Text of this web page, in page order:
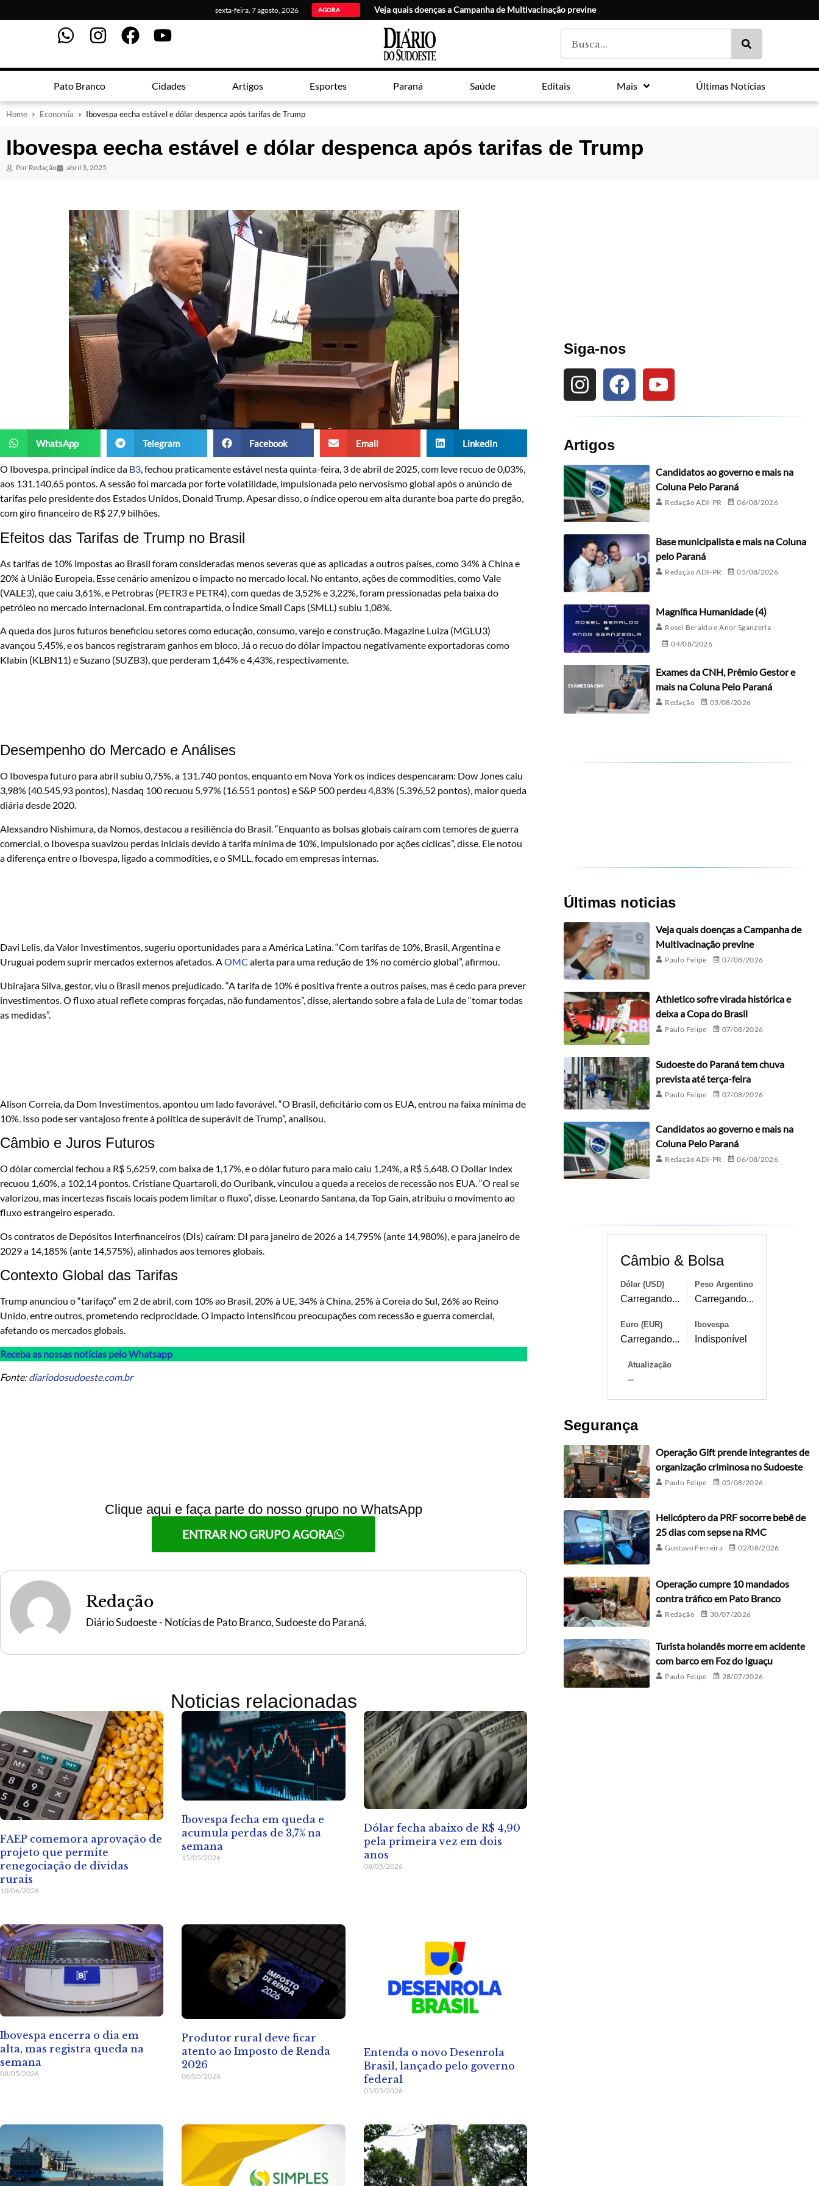
sexta-feira, 7 agosto, 2026 AGORA Veja quais doenças a Campanha de Multivacinação previne
Pato Branco Cidades Artigos Esportes Paraná Saúde Editais Mais Últimas Notícias
Home Economia Ibovespa eecha estável e dólar despenca após tarifas de Trump
Ibovespa eecha estável e dólar despenca após tarifas de Trump
Por Redação abril 3, 2025
WhatsApp Telegram Facebook Email LinkedIn
O Ibovespa, principal índice da B3, fechou praticamente estável nesta quinta-feira, 3 de abril de 2025, com leve recuo de 0,03%,
aos 131.140,65 pontos. A sessão foi marcada por forte volatilidade, impulsionada pelo nervosismo global após o anúncio de
tarifas pelo presidente dos Estados Unidos, Donald Trump. Apesar disso, o índice operou em alta durante boa parte do pregão,
com giro financeiro de R$ 27,9 bilhões.
Efeitos das Tarifas de Trump no Brasil
As tarifas de 10% impostas ao Brasil foram consideradas menos severas que as aplicadas a outros países, como 34% à China e
20% à União Europeia. Esse cenário amenizou o impacto no mercado local. No entanto, ações de commodities, como Vale
(VALE3), que caiu 3,61%, e Petrobras (PETR3 e PETR4), com quedas de 3,52% e 3,22%, foram pressionadas pela baixa do
petróleo no mercado internacional. Em contrapartida, o Índice Small Caps (SMLL) subiu 1,08%.
A queda dos juros futuros beneficiou setores como educação, consumo, varejo e construção. Magazine Luiza (MGLU3)
avançou 5,45%, e os bancos registraram ganhos em bloco. Já o recuo do dólar impactou negativamente exportadoras como
Klabin (KLBN11) e Suzano (SUZB3), que perderam 1,64% e 4,43%, respectivamente.
Desempenho do Mercado e Análises
O Ibovespa futuro para abril subiu 0,75%, a 131.740 pontos, enquanto em Nova York os índices despencaram: Dow Jones caiu
3,98% (40.545,93 pontos), Nasdaq 100 recuou 5,97% (16.551 pontos) e S&P 500 perdeu 4,83% (5.396,52 pontos), maior queda
diária desde 2020.
Alexsandro Nishimura, da Nomos, destacou a resiliência do Brasil. “Enquanto as bolsas globais caíram com temores de guerra
comercial, o Ibovespa suavizou perdas iniciais devido à tarifa mínima de 10%, impulsionado por ações cíclicas”, disse. Ele notou
a diferença entre o Ibovespa, ligado a commodities, e o SMLL, focado em empresas internas.
Davi Lelis, da Valor Investimentos, sugeriu oportunidades para a América Latina. “Com tarifas de 10%, Brasil, Argentina e
Uruguai podem suprir mercados externos afetados. AOMC alerta para uma redução de 1% no comércio global”, afirmou.
Ubirajara Silva, gestor, viu o Brasil menos prejudicado. “A tarifa de 10% é positiva frente a outros países, mas é cedo para prever
investimentos. O fluxo atual reflete compras forçadas, não fundamentos”, disse, alertando sobre a fala de Lula de “tomar todas
as medidas”.
Alison Correia, da Dom Investimentos, apontou um lado favorável. “O Brasil, deficitário com os EUA, entrou na faixa mínima de
10%. Isso pode ser vantajoso frente à política de superávit de Trump”, analisou.
Câmbio e Juros Futuros
O dólar comercial fechou a R$ 5,6259, com baixa de 1,17%, e o dólar futuro para maio caiu 1,24%, a R$ 5,648. O Dollar Index
recuou 1,60%, a 102,14 pontos. Cristiane Quartaroli, do Ouribank, vinculou a queda a receios de recessão nos EUA. “O real se
valorizou, mas incertezas fiscais locais podem limitar o fluxo”, disse. Leonardo Santana, da Top Gain, atribuiu o movimento ao
fluxo estrangeiro esperado.
Os contratos de Depósitos Interfinanceiros (DIs) caíram: DI para janeiro de 2026 a 14,795% (ante 14,980%), e para janeiro de
2029 a 14,185% (ante 14,575%), alinhados aos temores globais.
Contexto Global das Tarifas
Trump anunciou o “tarifaço” em 2 de abril, com 10% ao Brasil, 20% à UE, 34% à China, 25% à Coreia do Sul, 26% ao Reino
Unido, entre outros, prometendo reciprocidade. O impacto intensificou preocupações com recessão e guerra comercial,
afetando os mercados globais.
Receba as nossas notícias pelo Whatsapp
Fonte:diariodosudoeste.com.br
Clique aqui e faça parte do nosso grupo no WhatsApp
ENTRAR NO GRUPO AGORA
Redação
Diário Sudoeste - Notícias de Pato Branco, Sudoeste do Paraná.
Noticias relacionadas
FAEP comemora aprovação de
projeto que permite
renegociação de dívidas
rurais
10/06/2026
Ibovespa fecha em queda e
acumula perdas de 3,7% na
semana
15/05/2026
Dólar fecha abaixo de R$ 4,90
pela primeira vez em dois
anos
08/05/2026
Ibovespa encerra o dia em
alta, mas registra queda na
semana
08/05/2026
Produtor rural deve ficar
atento ao Imposto de Renda
2026
06/05/2026
Entenda o novo Desenrola
Brasil, lançado pelo governo
federal
05/05/2026
Siga-nos
Artigos
Candidatos ao governo e mais na
Coluna Pelo Paraná
Redação ADI-PR 06/08/2026
Base municipalista e mais na Coluna
pelo Paraná
Redação ADI-PR 05/08/2026
Magnífica Humanidade (4)
Rosel Beraldo e Anor Sganzerla
04/08/2026
Exames da CNH, Prêmio Gestor e
mais na Coluna Pelo Paraná
Redação 03/08/2026
Últimas noticias
Veja quais doenças a Campanha de
Multivacinação previne
Paulo Felipe 07/08/2026
Athletico sofre virada histórica e
deixa a Copa do Brasil
Paulo Felipe 07/08/2026
Sudoeste do Paraná tem chuva
prevista até terça-feira
Paulo Felipe 07/08/2026
Candidatos ao governo e mais na
Coluna Pelo Paraná
Redação ADI-PR 06/08/2026
Câmbio & Bolsa
Dólar (USD)
Carregando...
Peso Argentino
Carregando...
Euro (EUR)
Carregando...
Ibovespa
Indisponível
Atualização
--
Segurança
Operação Gift prende integrantes de
organização criminosa no Sudoeste
Paulo Felipe 05/08/2026
Helicóptero da PRF socorre bebê de
25 dias com sepse na RMC
Gustavo Ferreira 02/08/2026
Operação cumpre 10 mandados
contra tráfico em Pato Branco
Redação 30/07/2026
Turista holandês morre em acidente
com barco em Foz do Iguaçu
Paulo Felipe 28/07/2026